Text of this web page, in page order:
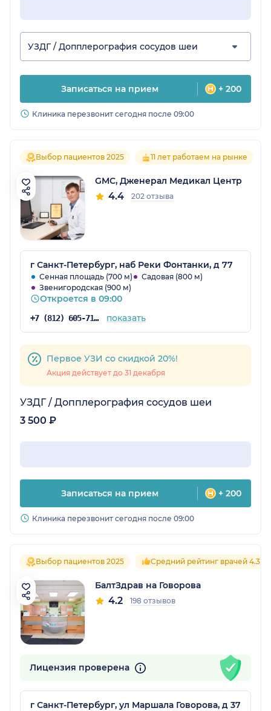
УЗДГ / Допплерография сосудов шеи
Записаться на прием + 200
Клиника перезвонит сегодня после 09:00
Выбор пациентов 2025 11 лет работаем на рынке
GMC, Дженерал Медикал Центр
4.4 202 отзыва
г Санкт-Петербург, наб Реки Фонтанки, д 77
Сенная площадь (700 м)
Садовая (800 м)
Звенигородская (900 м)
Откроется в 09:00
+7 (812) 605-71-25 показать
Первое УЗИ со скидкой 20%!
Акция действует до 31 декабря
УЗДГ / Допплерография сосудов шеи
3 500 ₽
Записаться на прием + 200
Клиника перезвонит сегодня после 09:00
Выбор пациентов 2025 Средний рейтинг врачей 4.3
БалтЗдрав на Говорова
4.2 198 отзывов
Лицензия проверена
г Санкт-Петербург, ул Маршала Говорова, д 37